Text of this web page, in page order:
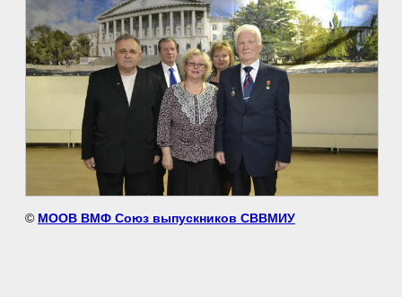
© МООВ ВМФ Союз выпускников СВВМИУ